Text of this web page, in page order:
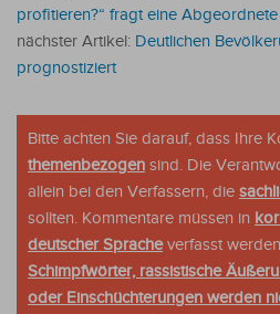
profitieren?“ fragt eine
nächster Artikel: Deutlichen
prognostiziert
Bitte achten Sie darauf, dass Ihre
themenbezogen sind. Die
allein bei den Verfassern, die
sollten. Kommentare müssen in
deutscher Spracheverfasst
Schimpfwörter, rassistische
oder Einschüchterungen werden